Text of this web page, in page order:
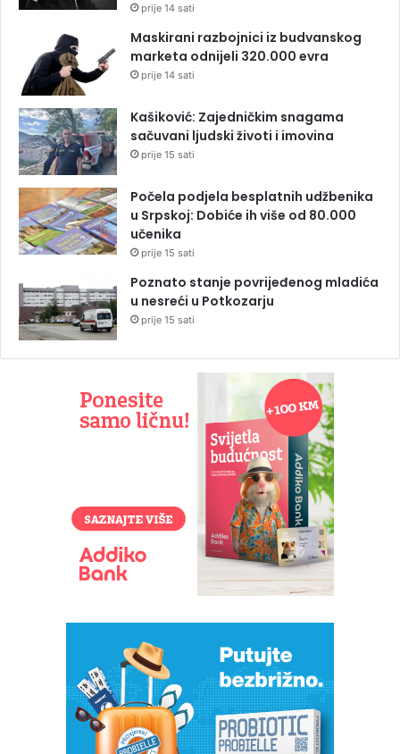
prije 14 sati
Maskirani razbojnici iz budvanskog
marketa odnijeli 320.000 evra
prije 14 sati
Kašiković: Zajedničkim snagama
sačuvani ljudski životi i imovina
prije 15 sati
Počela podjela besplatnih udžbenika
u Srpskoj: Dobiće ih više od 80.000
učenika
prije 15 sati
Poznato stanje povrijeđenog mladića
u nesreći u Potkozarju
prije 15 sati